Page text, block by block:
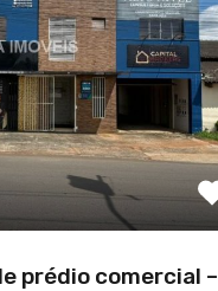
prédio comercial –